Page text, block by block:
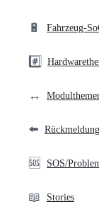
🔋 Fahrzeug-
#️⃣
↔️
⬅️
🆘 SOS/
📖 Stories